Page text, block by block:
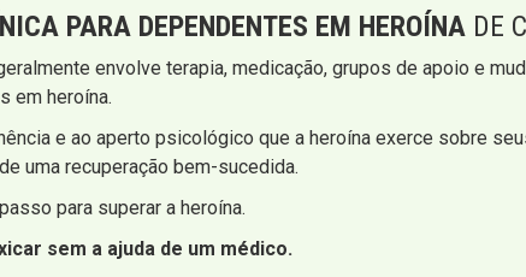
PARA DEPENDENTES EM HEROÍNA DE
envolve terapia, medicação, grupos de apoio e
em heroína.
e ao aperto psicológico que a heroína exerce sobre
uma recuperação bem-sucedida.
para superar a heroína.
sem a ajuda de um médico.